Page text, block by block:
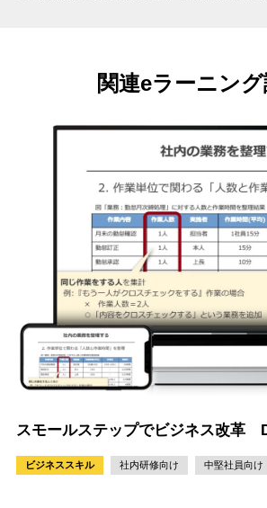
関連eラーニン
スモールステップでビジネス改革
ビジネススキル 社内研修向け 中堅社員向け